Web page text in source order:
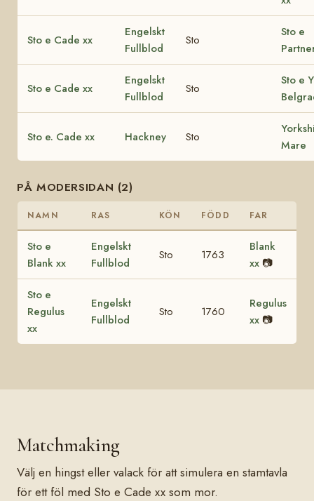
Sto e Cade xx
Engelskt
Fullblod
Sto
Sto e
Sto e Cade xx
Engelskt
Fullblod
Sto
Sto e
Sto e. Cade xx Hackney Sto
Mare
PÅ MODERSIDAN (2)
NAMN RAS KÖN FÖDD FAR
Sto e
Blank xx
Engelskt
Fullblod
Sto 1763
Blank
xx 📷
Sto e
Regulus
xx
Engelskt
Fullblod
Sto 1760
Regulus
xx 📷
Matchmaking
Välj en hingst eller valack för att simulera en stamtavla
för ett föl med Sto e Cade xx som mor.